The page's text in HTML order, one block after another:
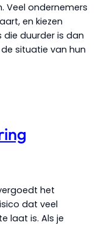
Veel ondernemers
en kiezen
duurder is dan
situatie van hun
het
dat veel
laat is. Als je